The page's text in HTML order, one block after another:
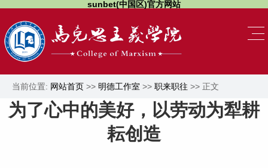
sunbet(中国区)官方网站
当前位置: 网站首页 >> 明德工作室 >> 职来职往 >> 正文
为了心中的美好，以劳动为犁耕
耘创造